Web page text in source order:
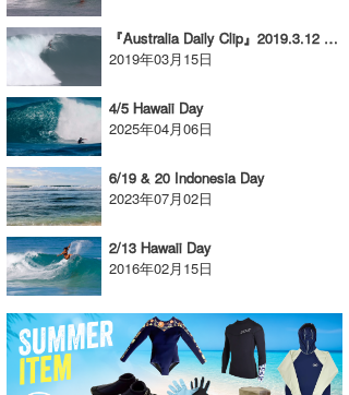
『Australia Daily Clip』2019.3.12 @ WA
2019年03月15日
4/5 Hawaii Day
2025年04月06日
6/19 & 20 Indonesia Day
2023年07月02日
2/13 Hawaii Day
2016年02月15日
VAGY
waka☆=
YUKI☆
たっちー
ハンマー
まっきー
三輪予報士
小川予報士
上田純子